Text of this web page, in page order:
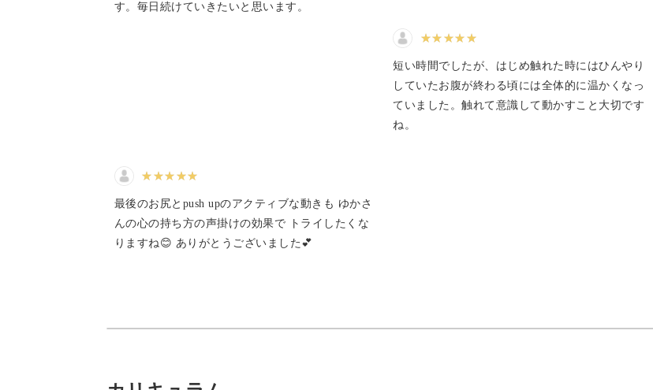
そのようなお悩みを抱えているのはあなただけではありません。大人女性にはよくある
そんなつらい悩みも、ピラティスなら1日1回10分のワークでケアすることが可能です。
ペシャルケアが叶いますよ。
す。毎日続けていきたいと思います。
短い時間でしたが、はじめ触れた時にはひんやり
していたお腹が終わる頃には全体的に温かくなっ
ていました。触れて意識して動かすこと大切です
ね。
最後のお尻とpush upのアクティブな動きも ゆかさ
んの心の持ち方の声掛けの効果で トライしたくな
りますね😊 ありがとうございました💕